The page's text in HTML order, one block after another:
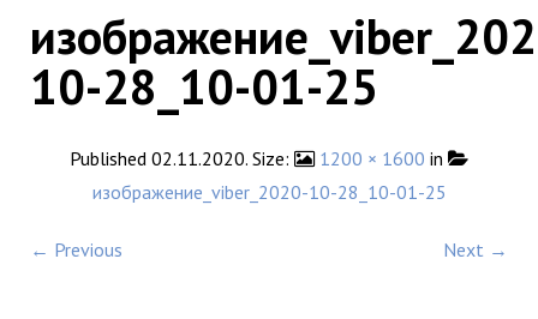
10-28_10-01-25
Published 02.11.2020. Size: 1200 × 1600 in
изображение_viber_2020-10-28_10-01-25
← Previous Next →